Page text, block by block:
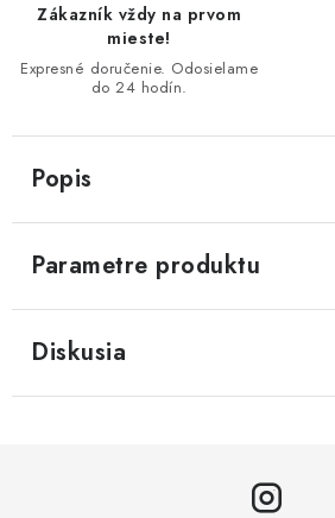
Zákazník vždy na prvom
mieste!
Expresné doručenie. Odosielame
do 24 hodín.
Popis
Parametre produktu
Diskusia